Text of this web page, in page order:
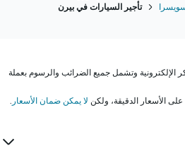
تأجير السيارات في بيرن
وتشمل جميع الضرائب والرسوم بعملة
لا يمكن ضمان الأسعار